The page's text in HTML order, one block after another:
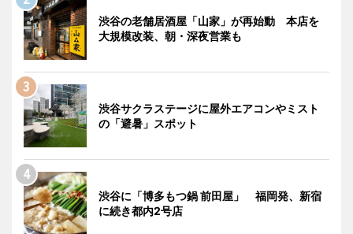
渋谷の老舗居酒屋「山家」が再始動 本店を
大規模改装、朝・深夜営業も
渋谷サクラステージに屋外エアコンやミスト
の「避暑」スポット
渋谷に「博多もつ鍋 前田屋」 福岡発、新宿
に続き都内2号店